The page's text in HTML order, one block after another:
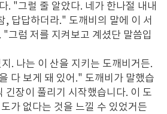
. "그럴 줄 알았다. 네가 한나절 내내
, 답답하더라." 도깨비의 말에 이 서
그럼 저를 지켜보고 계셨단 말씀입
. 나는 이 산을 지키는 도깨비거든.
다 보게 돼 있어." 도깨비가 말했습
긴장이 풀리기 시작했습니다. 이 도
가 없다는 것을 느낄 수 있었거든